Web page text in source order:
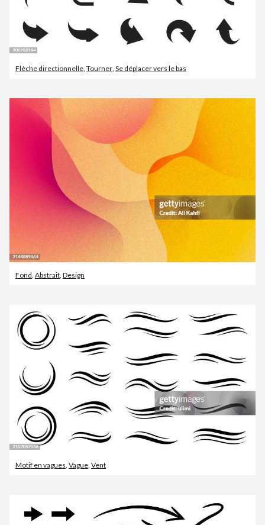
Flèche directionnelle Tourner Se déplacer vers le bas
Fond, Abstrait, Design
Motif en vagues Vague Vent